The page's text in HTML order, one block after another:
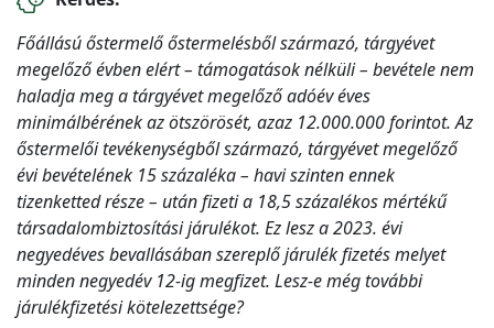
Főállású őstermelő őstermelésből származó, tárgyévet
megelőző évben elért – támogatások nélküli – bevétele nem
haladja meg a tárgyévet megelőző adóév éves
minimálbérének az ötszörösét, azaz 12.000.000 forintot. Az
őstermelői tevékenységből származó, tárgyévet megelőző
évi bevételének 15 százaléka – havi szinten ennek
tizenketted része – után fizeti a 18,5 százalékos mértékű
társadalombiztosítási járulékot. Ez lesz a 2023. évi
negyedéves bevallásában szereplő járulék fizetés melyet
minden negyedév 12-ig megfizet. Lesz-e még további
járulékfizetési kötelezettsége?